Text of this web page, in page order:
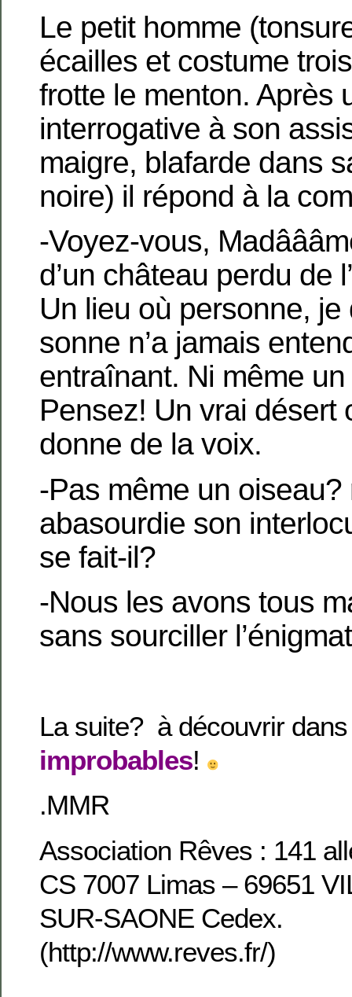
Le petit homme
écailles et costume
frotte le menton. Après
interrogative à son
maigre, blafarde dans
noire) il répond à la
-Voyez-vous,
d’un château perdu de
Un lieu où personne, je
sonne n’a jamais
entraînant. Ni même un
Pensez! Un vrai désert
donne de la voix.
-Pas même un oiseau?
abasourdie son
se fait-il?
-Nous les avons tous
sans sourciller
La suite? à découvrir dans
improbables!
.MMR
Association Rêves : 141
CS 7007 Limas – 69651
SUR-SAONE Cedex.
(http://www.reves.fr/)